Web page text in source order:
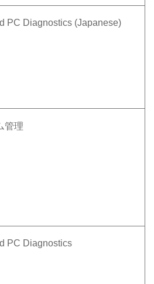
PC Diagnostics (Japanese)
管理
PC Diagnostics